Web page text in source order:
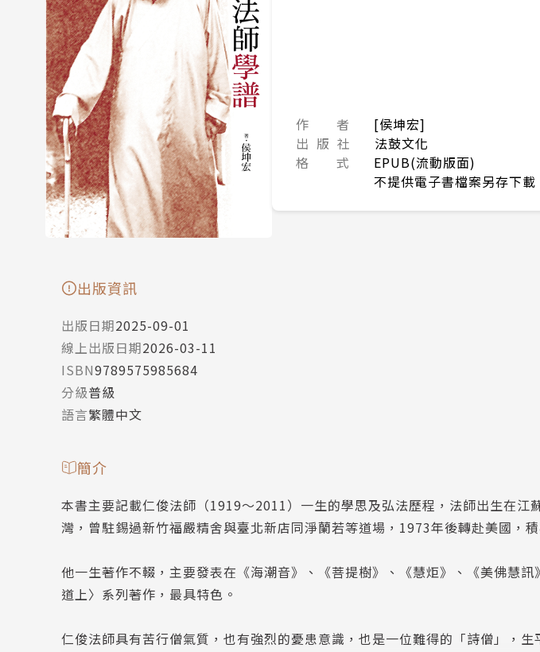
作 者
[侯坤宏]
出 版 社
法鼓文化
格 式
EPUB(流動版面)
不提供電子書檔案另存下載
出版資訊
出版日期2025-09-01
線上出版日期2026-03-11
ISBN9789575985684
分級普級
語言繁體中文
簡介
本書主要記載仁俊法師（1919～2011）一生的學思及弘法歷程，法師出生在江
灣，曾駐錫過新竹福嚴精舍與臺北新店同淨蘭若等道場，1973年後轉赴美國，
他一生著作不輟，主要發表在《海潮音》、《菩提樹》、《慧炬》、《美佛慧
道上〉系列著作，最具特色。
仁俊法師具有苦行僧氣質，也有強烈的憂患意識，也是一位難得的「詩僧」，